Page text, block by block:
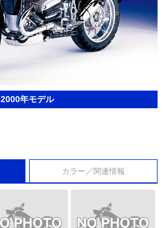
2000年モデル
カラー／関連情報